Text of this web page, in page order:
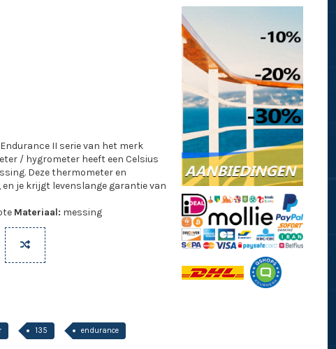
II serie van het merk
/ hygrometer heeft een Celsius
Deze thermometer en
je krijgt levenslange garantie van
Materiaal: messing
135 endurance